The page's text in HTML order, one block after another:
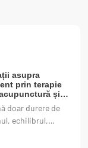
asupra
prin terapie
și
doar durere de
echilibrul,
corectă